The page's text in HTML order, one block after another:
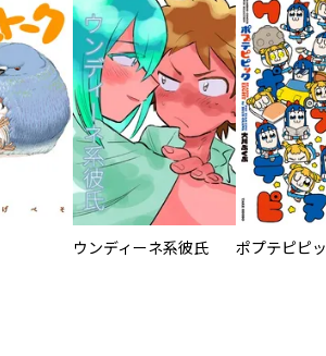
ウンディーネ系彼氏